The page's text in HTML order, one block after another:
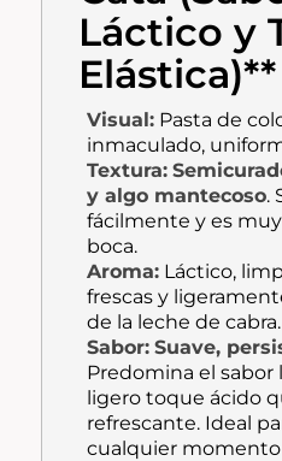
Láctico y
Elástica)**
Visual: Pasta de
inmaculado,
Textura:
y algo mantecoso.
fácilmente y es
boca.
Aroma: Láctico,
frescas y
de la leche de cabra.
Sabor: Suave,
Predomina el sabor
ligero toque ácido
refrescante. Ideal
cualquier momento